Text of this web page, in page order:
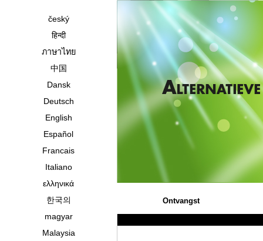
český
हिन्दी
ภาษาไทย
中国
Dansk
Deutsch
English
Español
Francais
Italiano
ελληνικά
한국의
magyar
Malaysia
Ontvangst